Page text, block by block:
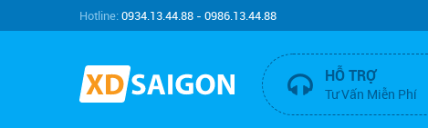
Hotline:0934.13.44.88 - 0986.13.44.88
HỖ TRỢ
Tư Vấn Miễn Phí